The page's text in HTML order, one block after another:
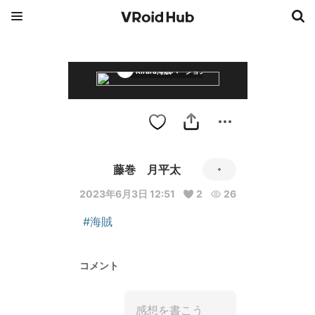
Kirara海賊バージョン２
藤巻 月平太
2023年6月3日 12:51 2 26
#海賊
コメント